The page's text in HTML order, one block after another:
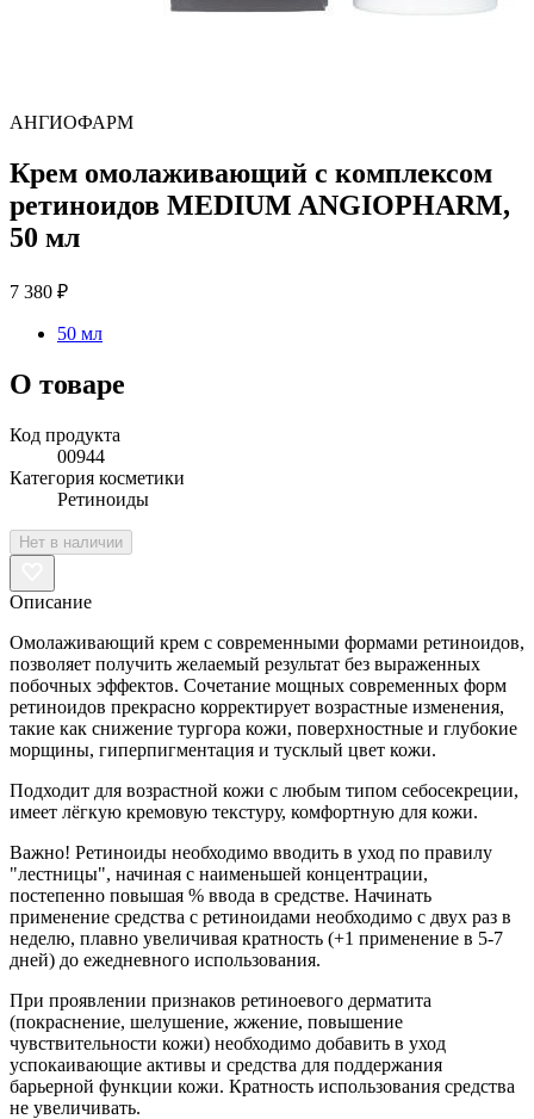
АНГИОФАРМ
Крем омолаживающий с комплексом
ретиноидов MEDIUM ANGIOPHARM,
50 мл
7 380 ₽
50 мл
О товаре
Код продукта
00944
Категория косметики
Ретиноиды
Нет в наличии
Описание
Омолаживающий крем с современными формами ретиноидов,
позволяет получить желаемый результат без выраженных
побочных эффектов. Сочетание мощных современных форм
ретиноидов прекрасно корректирует возрастные изменения,
такие как снижение тургора кожи, поверхностные и глубокие
морщины, гиперпигментация и тусклый цвет кожи.
Подходит для возрастной кожи с любым типом себосекреции,
имеет лёгкую кремовую текстуру, комфортную для кожи.
Важно! Ретиноиды необходимо вводить в уход по правилу
"лестницы", начиная с наименьшей концентрации,
постепенно повышая % ввода в средстве. Начинать
применение средства с ретиноидами необходимо с двух раз в
неделю, плавно увеличивая кратность (+1 применение в 5-7
дней) до ежедневного использования.
При проявлении признаков ретиноевого дерматита
(покраснение, шелушение, жжение, повышение
чувствительности кожи) необходимо добавить в уход
успокаивающие активы и средства для поддержания
барьерной функции кожи. Кратность использования средства
не увеличивать.